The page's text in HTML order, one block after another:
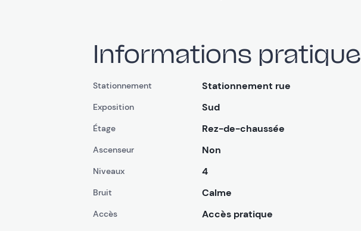
Informations
Stationnement Stationnement rue
Exposition Sud
Étage Rez-de-chaussée
Ascenseur Non
Niveaux 4
Bruit Calme
Accès Accès pratique